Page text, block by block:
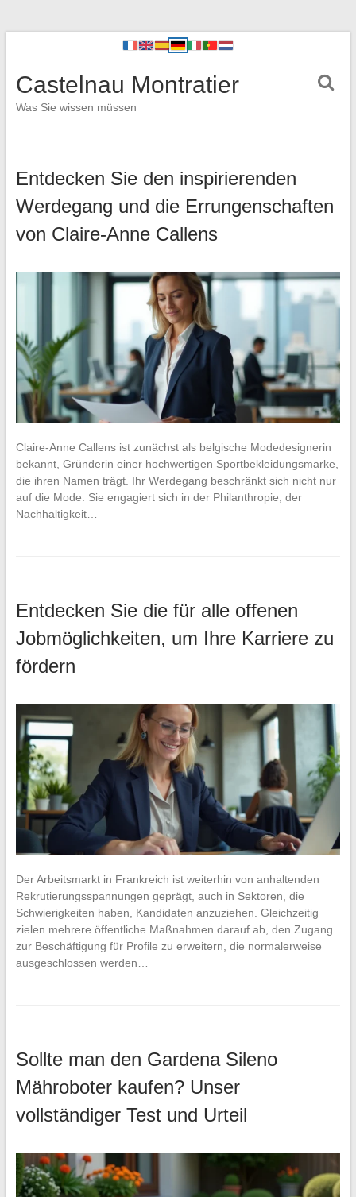
Castelnau Montratier
Was Sie wissen müssen
Entdecken Sie den inspirierenden
Werdegang und die Errungenschaften
von Claire-Anne Callens
Claire-Anne Callens ist zunächst als belgische Modedesignerin
bekannt, Gründerin einer hochwertigen Sportbekleidungsmarke,
die ihren Namen trägt. Ihr Werdegang beschränkt sich nicht nur
auf die Mode: Sie engagiert sich in der Philanthropie, der
Nachhaltigkeit…
Entdecken Sie die für alle offenen
Jobmöglichkeiten, um Ihre Karriere zu
fördern
Der Arbeitsmarkt in Frankreich ist weiterhin von anhaltenden
Rekrutierungsspannungen geprägt, auch in Sektoren, die
Schwierigkeiten haben, Kandidaten anzuziehen. Gleichzeitig
zielen mehrere öffentliche Maßnahmen darauf ab, den Zugang
zur Beschäftigung für Profile zu erweitern, die normalerweise
ausgeschlossen werden…
Sollte man den Gardena Sileno
Mähroboter kaufen? Unser
vollständiger Test und Urteil